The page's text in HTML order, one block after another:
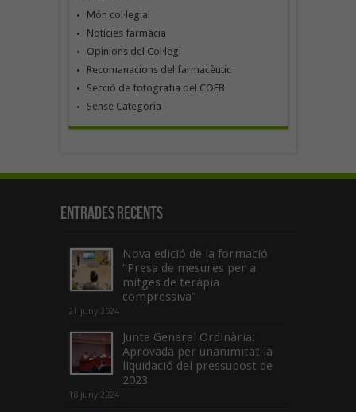
Món col·legial
Notícies farmàcia
Opinions del Col·legi
Recomanacions del farmacèutic
Secció de fotografia del COFB
Sense Categoria
Entrades recents
Nova edició de la formació
“Presa de mesures per a
mitges de teràpia
compressiva”
21 juny 2024
Junta General Ordinària:
Aprovada per unanimitat la
liquidació del pressupost de
2023
18 juny 2024